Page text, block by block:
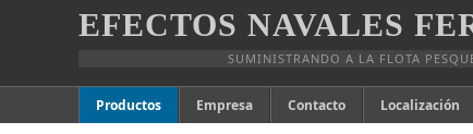
EFECTOS NAVALES
SUMINISTRANDO A LA FLOTA
Productos Empresa Contacto Localización